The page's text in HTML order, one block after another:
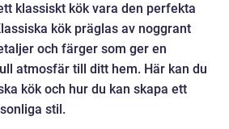
klassiskt kök vara den perfekta
kök präglas av noggrant
och färger som ger en
atmosfär till ditt hem. Här kan du
kök och hur du kan skapa ett
stil.